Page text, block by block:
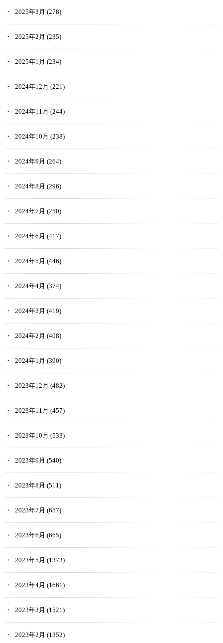
2025年3月 (278)
2025年2月 (235)
2025年1月 (234)
2024年12月 (221)
2024年11月 (244)
2024年10月 (238)
2024年9月 (264)
2024年8月 (296)
2024年7月 (250)
2024年6月 (417)
2024年5月 (446)
2024年4月 (374)
2024年3月 (419)
2024年2月 (408)
2024年1月 (390)
2023年12月 (482)
2023年11月 (457)
2023年10月 (533)
2023年9月 (540)
2023年8月 (511)
2023年7月 (657)
2023年6月 (665)
2023年5月 (1373)
2023年4月 (1661)
2023年3月 (1521)
2023年2月 (1352)